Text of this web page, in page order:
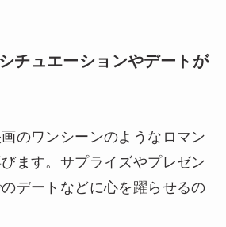
チュエーションやデートが
のワンシーンのようなロマン
ます。サプライズやプレゼン
デートなどに心を躍らせるの